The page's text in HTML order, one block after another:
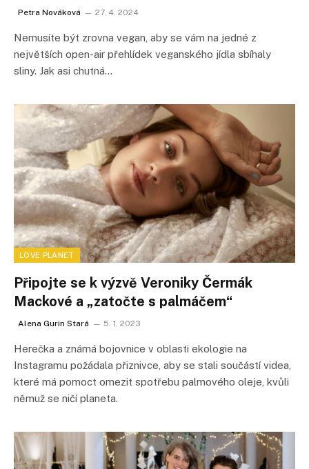
Petra Nováková 27. 4. 2024
Nemusíte být zrovna vegan, aby se vám na jedné z
největších open-air přehlídek veganského jídla sbíhaly
sliny. Jak asi chutná…
LOVE PLANET
Připojte se k výzvě Veroniky Čermák
Mackové a „zatočte s palmáčem“
Alena Gurin Stará 5. 1. 2023
Herečka a známá bojovnice v oblasti ekologie na
Instagramu požádala přiznivce, aby se stali součástí videa,
které má pomoct omezit spotřebu palmového oleje, kvůli
němuž se ničí planeta.